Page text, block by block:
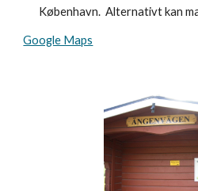
København. Alternativt kan
Google Maps